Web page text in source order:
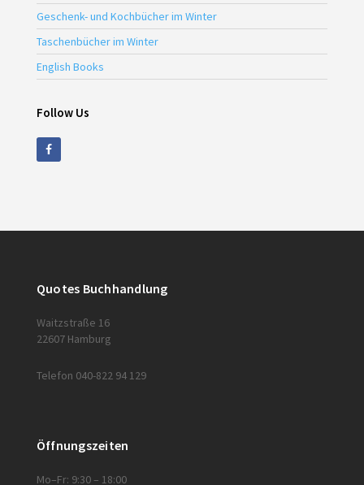
Geschenk- und Kochbücher im Winter
Taschenbücher im Winter
English Books
Follow Us
Quotes Buchhandlung
Waitzstraße 16
22607 Hamburg
Telefon 040-822 94 129
Öffnungszeiten
Mo–Fr: 9:30 – 18:00